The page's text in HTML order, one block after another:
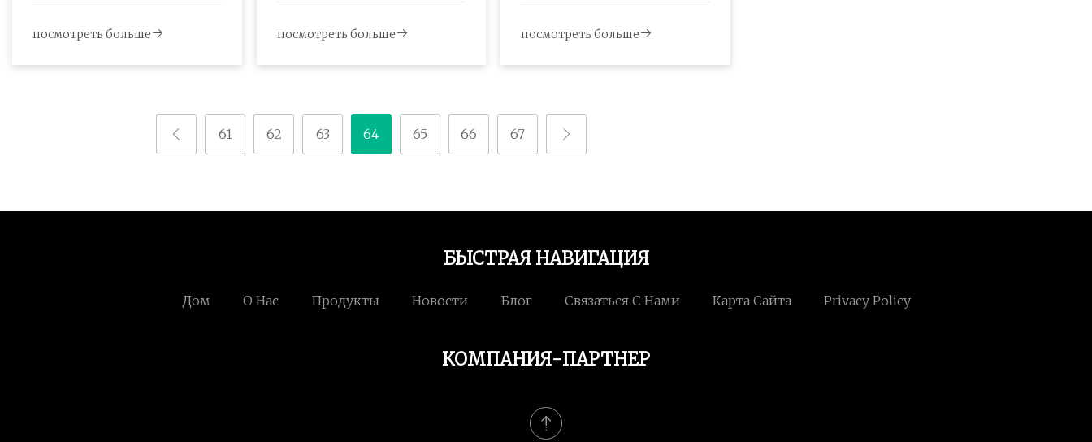
посмотреть больше посмотреть больше посмотреть больше
61 62 63 64 65 66 67
БЫСТРАЯ НАВИГАЦИЯ
Дом О Нас Продукты Новости Блог Связаться С Нами Карта Сайта Privacy Policy
КОМПАНИЯ-ПАРТНЕР